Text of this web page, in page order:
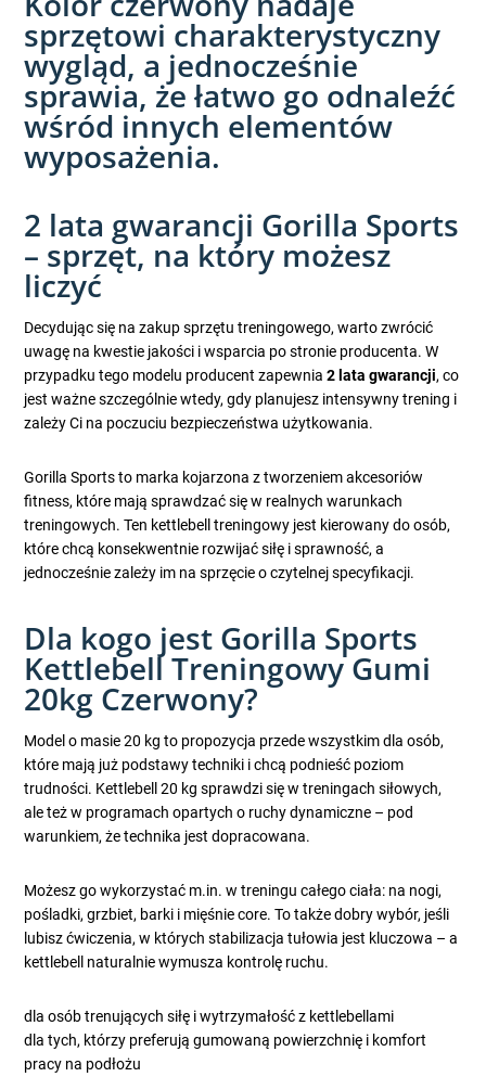
sprzętowi charakterystyczny
wygląd, a jednocześnie
sprawia, że łatwo go odnaleźć
wśród innych elementów
wyposażenia.
2 lata gwarancji Gorilla Sports
– sprzęt, na który możesz
liczyć
Decydując się na zakup sprzętu treningowego, warto zwrócić
uwagę na kwestie jakości i wsparcia po stronie producenta. W
przypadku tego modelu producent zapewnia2 lata gwarancji, co
jest ważne szczególnie wtedy, gdy planujesz intensywny trening i
zależy Ci na poczuciu bezpieczeństwa użytkowania.
Gorilla Sports to marka kojarzona z tworzeniem akcesoriów
fitness, które mają sprawdzać się w realnych warunkach
treningowych. Ten kettlebell treningowy jest kierowany do osób,
które chcą konsekwentnie rozwijać siłę i sprawność, a
jednocześnie zależy im na sprzęcie o czytelnej specyfikacji.
Dla kogo jest Gorilla Sports
Kettlebell Treningowy Gumi
20kg Czerwony?
Model o masie 20 kg to propozycja przede wszystkim dla osób,
które mają już podstawy techniki i chcą podnieść poziom
trudności. Kettlebell 20 kg sprawdzi się w treningach siłowych,
ale też w programach opartych o ruchy dynamiczne – pod
warunkiem, że technika jest dopracowana.
Możesz go wykorzystać m.in. w treningu całego ciała: na nogi,
pośladki, grzbiet, barki i mięśnie core. To także dobry wybór, jeśli
lubisz ćwiczenia, w których stabilizacja tułowia jest kluczowa – a
kettlebell naturalnie wymusza kontrolę ruchu.
dla osób trenujących siłę i wytrzymałość z kettlebellami
dla tych, którzy preferują gumowaną powierzchnię i komfort
pracy na podłożu